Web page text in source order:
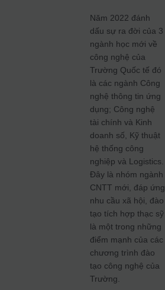
Năm 2022 đánh
dấu sự ra đời của 3
ngành học mới về
công nghệ của
Trường Quốc tế đó
là các ngành Công
nghệ thông tin ứng
dụng; Công nghệ
tài chính và Kinh
doanh số, Kỹ thuật
hệ thống công
nghiệp và Logistics.
Đây là nhóm ngành
CNTT mới, đáp ứng
nhu cầu xã hội, đào
tạo tích hợp thạc sỹ
là một trong những
điểm mạnh của các
chương trình đào
tạo công nghệ của
Trường.